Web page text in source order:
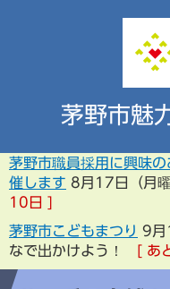
茅野市魅
茅野市職員採用に興味
催します 8月17日（月
10 日
茅野市こどもまつり 9月
なで出かけよう！
あ